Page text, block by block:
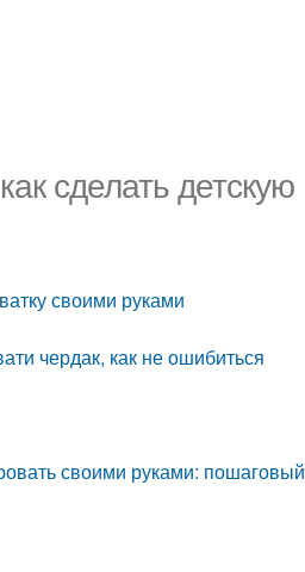
сделать детскую
своими руками
чердак, как не ошибиться
своими руками: